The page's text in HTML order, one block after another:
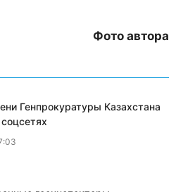
Фото автора
Генпрокуратуры Казахстана